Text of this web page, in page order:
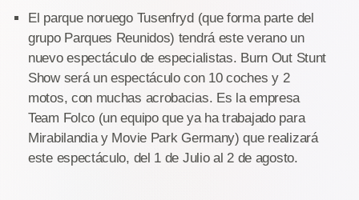
El parque noruego Tusenfryd (que forma parte del
grupo Parques Reunidos) tendrá este verano un
nuevo espectáculo de especialistas. Burn Out Stunt
Show será un espectáculo con 10 coches y 2
motos, con muchas acrobacias. Es la empresa
Team Folco (un equipo que ya ha trabajado para
Mirabilandia y Movie Park Germany) que realizará
este espectáculo, del 1 de Julio al 2 de agosto.